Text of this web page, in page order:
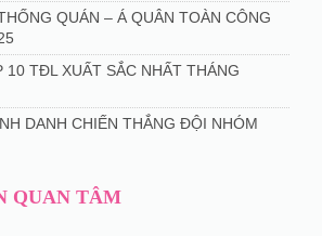
QUÁN – Á QUÂN TOÀN CÔNG
10 TĐL XUẤT SẮC NHẤT THÁNG
DANH CHIẾN THẮNG ĐỘI NHÓM
QUAN TÂM